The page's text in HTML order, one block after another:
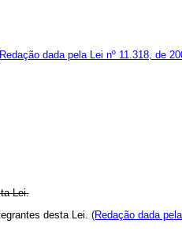
dada pela Lei nº 11.318, de
Lei.
desta Lei. (Redação dada